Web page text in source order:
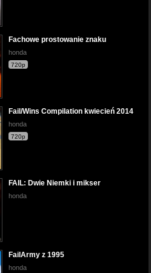
Fachowe prostowanie znaku
honda
720p
Fail/Wins Compilation kwiecień 2014
honda
720p
FAIL: Dwie Niemki i mikser
honda
FailArmy z 1995
honda